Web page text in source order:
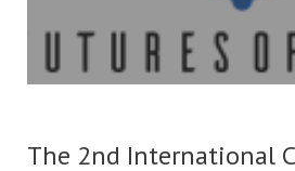
The 2nd International